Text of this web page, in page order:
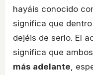
hayáis conocido
significa que
dejéis de serlo. El
significa que
más adelante ,